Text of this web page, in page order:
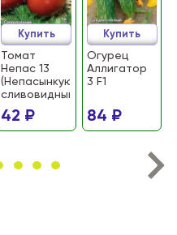
Томат
Непас 13
(Непасынкующийся
сливовидный)
42 ₽
Купить
Огурец
Аллигатор
3 F1
84 ₽
Купить